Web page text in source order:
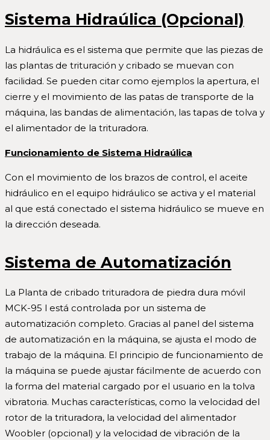
Sistema Hidraúlica (Opcional)
La hidráulica es el sistema que permite que las piezas de
las plantas de trituración y cribado se muevan con
facilidad. Se pueden citar como ejemplos la apertura, el
cierre y el movimiento de las patas de transporte de la
máquina, las bandas de alimentación, las tapas de tolva y
el alimentador de la trituradora.
Funcionamiento de Sistema Hidraúlica
Con el movimiento de los brazos de control, el aceite
hidráulico en el equipo hidráulico se activa y el material
al que está conectado el sistema hidráulico se mueve en
la dirección deseada.
Sistema de Automatización
La Planta de cribado trituradora de piedra dura móvil
MCK-95 l está controlada por un sistema de
automatización completo. Gracias al panel del sistema
de automatización en la máquina, se ajusta el modo de
trabajo de la máquina. El principio de funcionamiento de
la máquina se puede ajustar fácilmente de acuerdo con
la forma del material cargado por el usuario en la tolva
vibratoria. Muchas características, como la velocidad del
rotor de la trituradora, la velocidad del alimentador
Woobler (opcional) y la velocidad de vibración de la